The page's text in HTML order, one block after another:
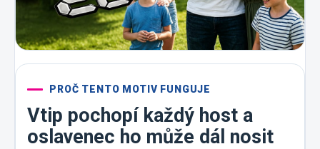
PROČ TENTO MOTIV FUNGUJE
Vtip pochopí každý host a
oslavenec ho může dál nosit